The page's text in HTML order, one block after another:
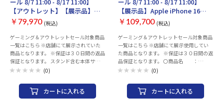
す。 ※動作確認項目 ・電源・アクティ
ベーションチェック ・WI-FI、Bluetooth
・スピーカー ・カメラ（外部、イン
・OSアップデート（ios26以上） ・電
源、ボリューム、サイレントスイッチ ・
初期化してお渡しいたします。 ・ご利用の
際は、充電を行ってからご利用ください。
お届け時のバッテリー残量に関しては保証
目立たないキズ等ございます予めご了承く
ださい。 ・商品の特性上、商品個々の状
態（キズの程度、OSバージョン等）があ
す。 ※動作確認項目 ・電源・アクティ
ベーションチェック ・WI-FI、Bluetooth
・スピーカー ・カメラ（外部、イン
・OSアップデート（ios26以上） ・電
源、ボリューム、サイレントスイッチ ・
初期化してお渡しいたします。 ・ご利用の
際は、充電を行ってからご利用ください。
お届け時のバッテリー残量に関しては保証
目立たないキズ等ございます予めご了承く
ださい。 ・商品の特性上、商品個々の状
態（キズの程度、OSバージョン等）があ
【アウトレット】【展示品】
Apple iMac 24インチ Retina
4.5Kディスプレイモデル
MGPK3J/A(2021) [ブルー]
￥79,970 (税込)
ゲーミング＆アウトレットセール対象商品
一覧はこちら ※店舗にて展示されていた
商品となります。 ※保証は３０日間の返品
保証となります。 スタンド含む本体サイズ
(幅×高さ×奥行)mm 547×461×147 本
って異なります。 モニタサイズ 23.5型 モ
ニター解像度 4480×2520 OS macOS
CPU Apple M1チップ ・4つの高性能コア
(0)
カートに入れる
【展示品】Apple iPhone 16
Plus 128GB ピンク SIMロック無
し 3N345J/A 付属品付き【30日
返金保証】【赤ロム保証付き】
￥109,700 (税込)
ゲーミング＆アウトレットセール対象商品
一覧はこちら ※店舗にて展示使用してい
た商品となります。 ※保証は３０日間の返
品保証となります。 〇商品名 ：
iPhone 16 Plus 128GB 〇カラー ：ピ
ーブル 〇状態 ：画面に小さなキズ
あり（使用時に見えなくなる程度） 〇発
送 ：注文確認後、2～3営業日以内
(0)
カートに入れる